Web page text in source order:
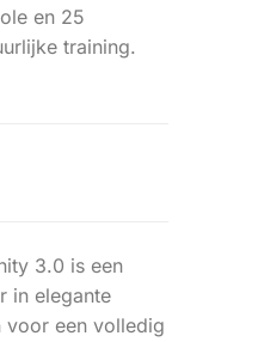
en 25
training.
3.0 is een
in elegante
voor een volledig